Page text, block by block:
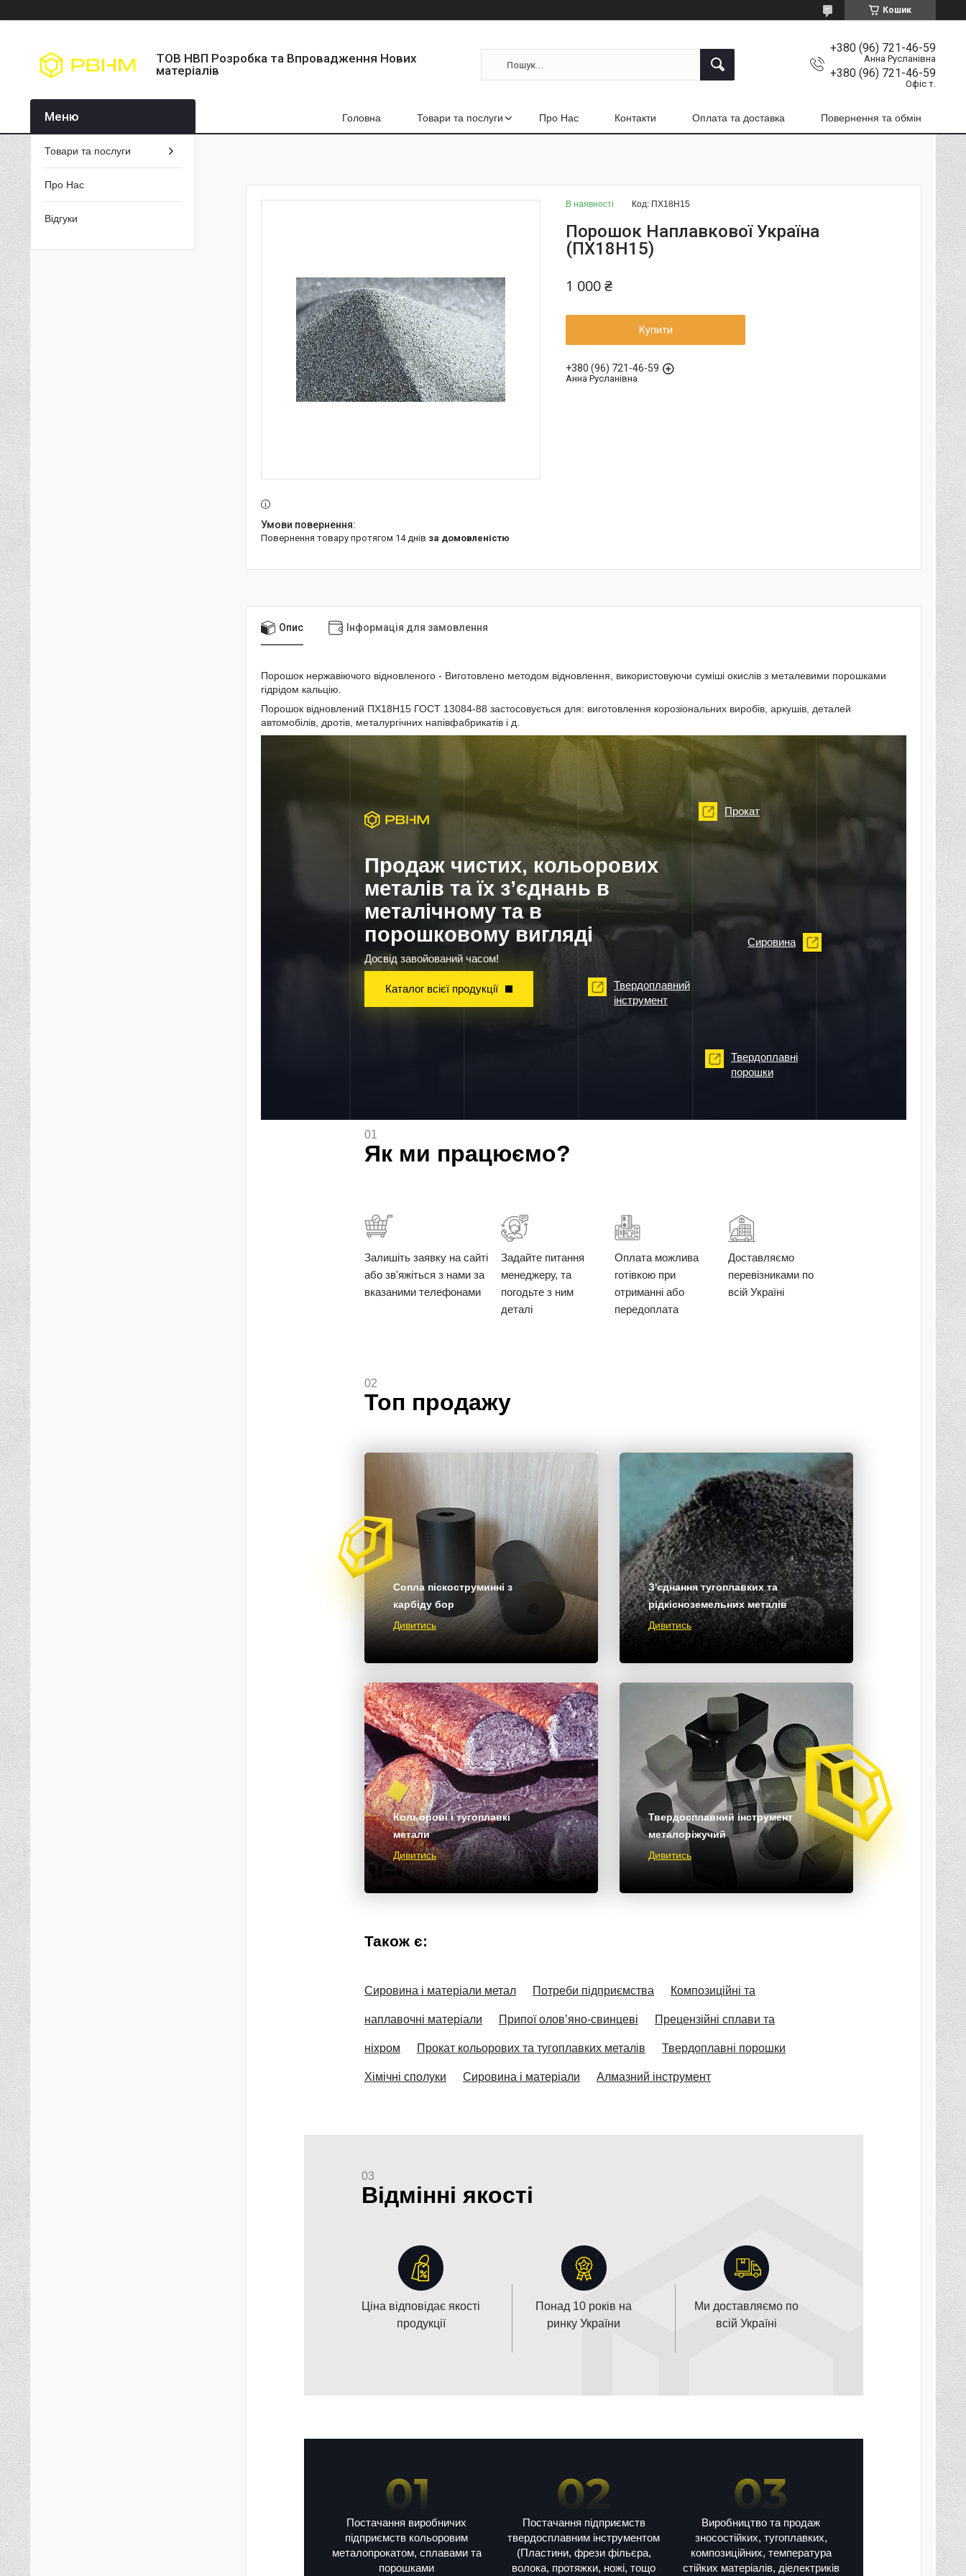
Кошик
ТОВ НВП Розробка та Впровадження Нових
матеріалів
+380 (96) 721-46-59
Анна Русланівна
+380 (96) 721-46-59
Офіс т.
Головна Товари та послуги Про Нас Контакти Оплата та доставка Повернення та обмін
В наявності Код: ПХ18Н15
Порошок Наплавкової Україна
(ПХ18Н15)
1 000 ₴
Купити
+380 (96) 721-46-59
Анна Русланівна
повернення товару протягом 14 днів за домовленістю
Опис Інформація для замовлення
Порошок нержавіючого відновленого - Виготовлено методом відновлення, використовуючи суміші окислів з металевими порошками
гідрідом кальцію.
Порошок відновлений ПХ18Н15 ГОСТ 13084-88 застосовується для: виготовлення корозіональних виробів, аркушів, деталей
автомобілів, дротів, металургічних напівфабрикатів і д.
Продаж чистих, кольорових
металів та їх з’єднань в
металічному та в
порошковому вигляді
Досвід завойований часом!
Каталог всієї продукції
Прокат
Твердоплавний
інструмент
Сировина
Твердоплавні
порошки
01
Як ми працюємо?
Залишіть заявку на сайті
або зв'яжіться з нами за
вказаними телефонами
Задайте питання
менеджеру, та
погодьте з ним
деталі
Оплата можлива
готівкою при
отриманні або
передоплата
Доставляємо
перевізниками по
всій Україні
02
Топ продажу
Сопла піскоструминні з
карбіду бор
Дивитись
З'єднання тугоплавких та
рідкісноземельних металів
Дивитись
Кольорові і тугоплавкі
метали
Дивитись
Твердосплавний інструмент
металоріжучий
Дивитись
Також є:
Сировина і матеріали метал Потреби підприємства Композиційні та
наплавочні матеріали Припої олов’яно-свинцеві Прецензійні сплави та
ніхром Прокат кольорових та тугоплавких металів Твердоплавні порошки
Хімічні сполуки Сировина і матеріали Алмазний інструмент
03
Відмінні якості
Ціна відповідає якості
продукції
Понад 10 років на
ринку України
Ми доставляємо по
всій Україні
Постачання виробничих
підприємств кольоровим
металопрокатом, сплавами та
порошками
Постачання підприємств
твердосплавним інструментом
(Пластини, фрези фільєра,
волока, протяжки, ножі, тощо
Виробництво та продаж
зносостійких, тугоплавких,
композиційних, температура
стійких матеріалів, діелектриків
Товари та послуги
Про Нас
Відгуки